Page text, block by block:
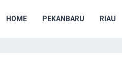
HOME PEKANBARU RIAU